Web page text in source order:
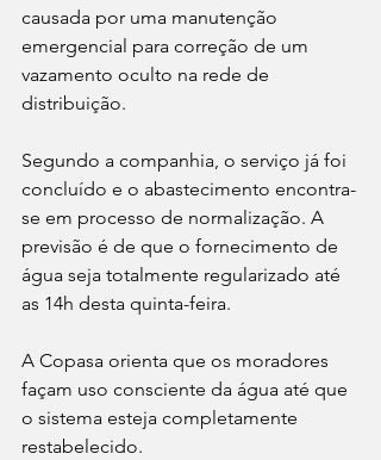
causada por uma manutenção
emergencial para correção de um
vazamento oculto na rede de
distribuição.
Segundo a companhia, o serviço já foi
concluído e o abastecimento encontra-
se em processo de normalização. A
previsão é de que o fornecimento de
água seja totalmente regularizado até
as 14h desta quinta-feira.
A Copasa orienta que os moradores
façam uso consciente da água até que
o sistema esteja completamente
restabelecido.